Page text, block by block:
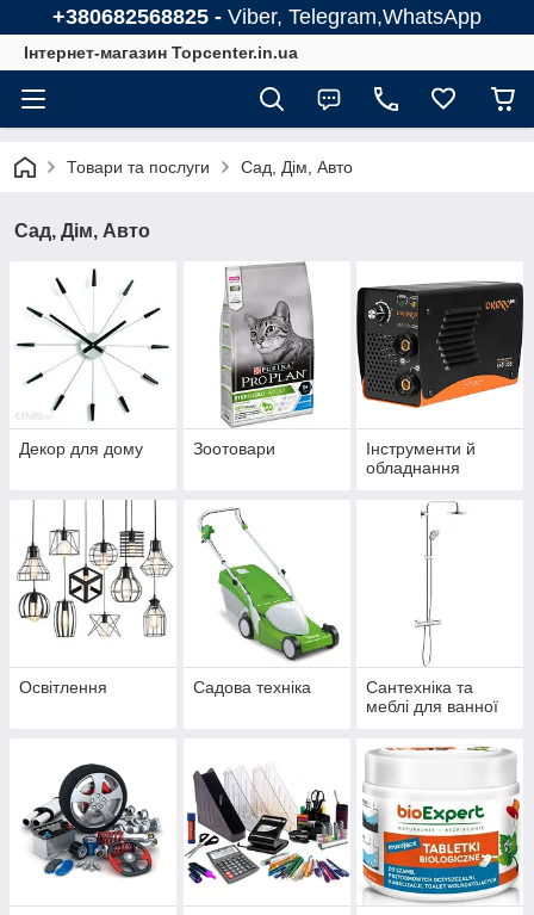
+380682568825 - Viber, Telegram,WhatsApp
Інтернет-магазин Topcenter.in.ua
Товари та послуги Сад, Дім, Авто
Сад, Дім, Авто
Декор для дому Зоотовари
Інструменти й
обладнання
Освітлення Садова техніка
Сантехніка та
меблі для ванної